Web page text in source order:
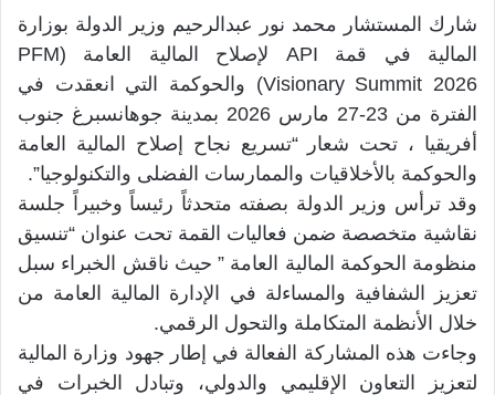
شارك المستشار محمد نور عبدالرحيم وزير الدولة بوزارة
المالية في قمة API لإصلاح المالية العامة (PFM
Visionary Summit 2026) والحوكمة التي انعقدت في
الفترة من 23-27 مارس 2026 بمدينة جوهانسبرغ جنوب
أفريقيا ، تحت شعار “تسريع نجاح إصلاح المالية العامة
والحوكمة بالأخلاقيات والممارسات الفضلى والتكنولوجيا”.
وقد ترأس وزير الدولة بصفته متحدثاً رئيساً وخبيراً جلسة
نقاشية متخصصة ضمن فعاليات القمة تحت عنوان “تنسيق
منظومة الحوكمة المالية العامة ” حيث ناقش الخبراء سبل
تعزيز الشفافية والمساءلة في الإدارة المالية العامة من
خلال الأنظمة المتكاملة والتحول الرقمي.
وجاءت هذه المشاركة الفعالة في إطار جهود وزارة المالية
لتعزيز التعاون الإقليمي والدولي، وتبادل الخبرات في